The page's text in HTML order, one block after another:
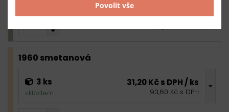
1960 smetanová
3 ks
skladem
31,20 Kč s DPH / ks
93,60 Kč s DPH
Povolit vše